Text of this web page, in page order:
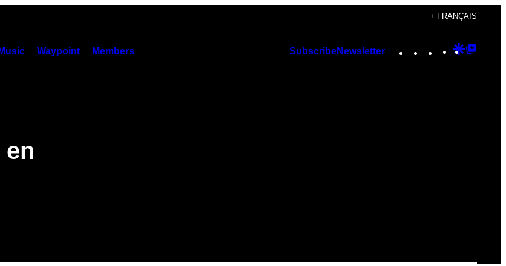
+ FRANÇAIS
Music Waypoint Members SubscribeNewsletter Instagram
TikTok
YouTube
Google